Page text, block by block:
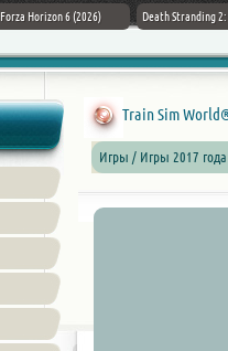
Forza Horizon 6 (2026) Death Stranding
Train Sim
Игры / Игры 2017